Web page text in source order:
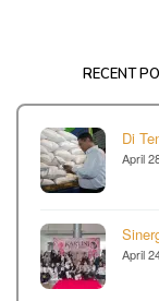
RECENT
Di
April
April